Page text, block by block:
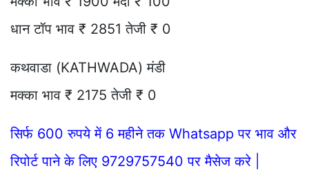
धान टॉप भाव ₹ 2851 तेजी ₹ 0
कथवाडा (KATHWADA) मंडी
मक्का भाव ₹ 2175 तेजी ₹ 0
सिर्फ 600 रुपये में 6 महीने तक Whatsapp पर भाव और
रिपोर्ट पाने के लिए 9729757540 पर मैसेज करे |